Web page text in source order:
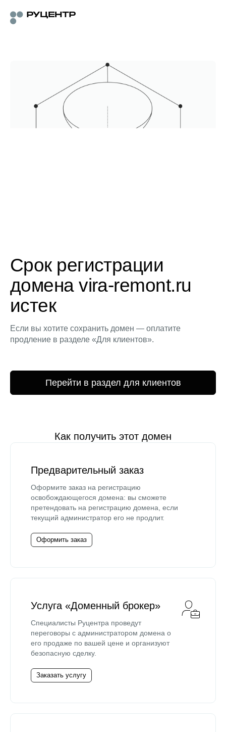
Срок регистрации
домена vira-remont.ru
истек
Если вы хотите сохранить домен — оплатите
продление в разделе «Для клиентов».
Перейти в раздел для клиентов
Как получить этот домен
Предварительный заказ
Оформите заказ на регистрацию
освобождающегося домена: вы сможете
претендовать на регистрацию домена, если
текущий администратор его не продлит.
Оформить заказ
Услуга «Доменный брокер»
Специалисты Руцентра проведут
переговоры с администратором домена о
его продаже по вашей цене и организуют
безопасную сделку.
Заказать услугу